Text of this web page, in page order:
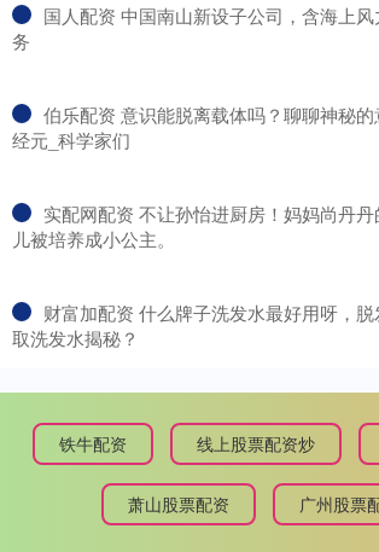
国人配资 中国南山新设子公司，含海上
务
伯乐配资 意识能脱离载体吗？聊聊神秘
经元_科学家们
实配网配资 不让孙怡进厨房！妈妈尚丹
儿被培养成小公主。
财富加配资 什么牌子洗发水最好用呀，
取洗发水揭秘？
铁牛配资 线上股票配资炒
萧山股票配资 广州股票